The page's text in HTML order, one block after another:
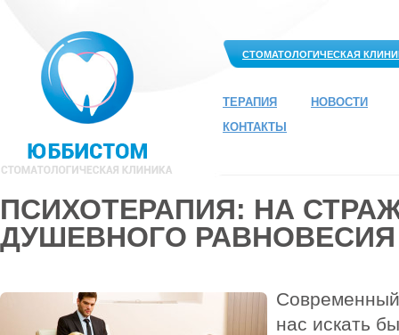
СТОМАТОЛОГИЧЕСКАЯ
ТЕРАПИЯ
НОВОСТИ
КОНТАКТЫ
ПСИХОТЕРАПИЯ: НА
ДУШЕВНОГО РАВНОВЕСИЯ
нас искать